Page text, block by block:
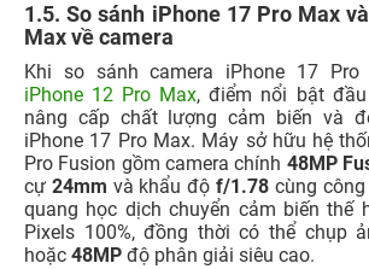
1.5. So sánh iPhone 17 Pro Max
Max về camera
Khi so sánh camera iPhone 17
iPhone 12 Pro Max, điểm nổi bật
nâng cấp chất lượng cảm biến và
iPhone 17 Pro Max. Máy sở hữu hệ
Pro Fusion gồm camera chính 48MP
cự 24mm và khẩu độ f/1.78 cùng
quang học dịch chuyển cảm biến thế
Pixels 100%, đồng thời có thể chụp
hoặc 48MP độ phân giải siêu cao.